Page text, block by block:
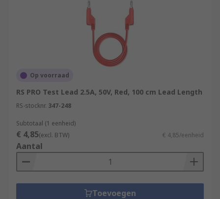
Op voorraad
RS PRO Test Lead 2.5A, 50V, Red, 100 cm Lead Length
RS-stocknr. 347-248
Subtotaal (1 eenheid)
€ 4,85(excl. BTW) € 4,85/eenheid
Aantal
Toevoegen